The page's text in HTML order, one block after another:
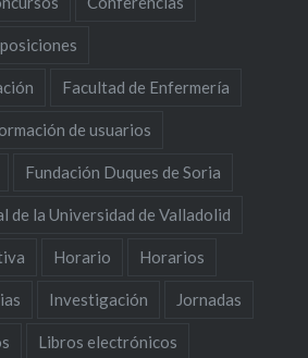
Facultad de Enfermería
de usuarios
Fundación Duques de Soria
de la Universidad de Valladolid
Horario Horarios
Investigación Jornadas
Libros electrónicos